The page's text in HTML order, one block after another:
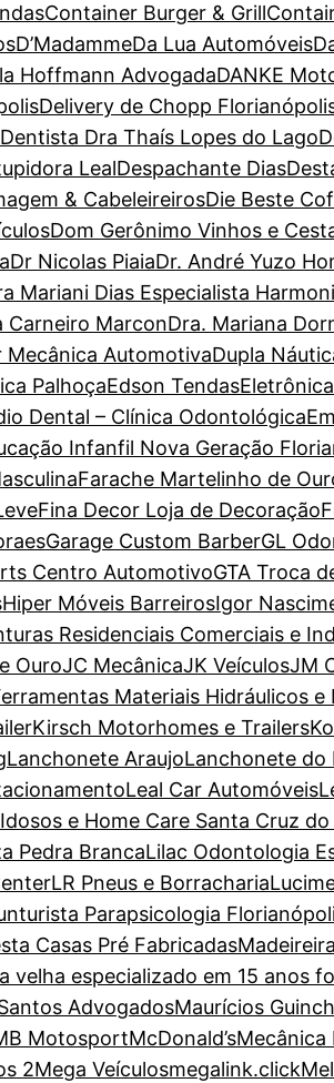
Container Burger & Grill
D’MadammeDa Lua Automóveis
Hoffmann AdvogadaDANKE
Delivery de Chopp
Dentista Dra Thaís Lopes do Lago
LealDespachante Dias
& CabeleireirosDie Beste
Dom Gerônimo Vinhos e
Dr Nicolas PiaiaDr. André Yuzo
Mariani Dias Especialista
Carneiro MarconDra. Mariana
Mecânica AutomotivaDupla
PalhoçaEdson Tendas
Dental – Clínica Odontológica
Infanfil Nova Geração
Farache Martelinho de
Fina Decor Loja de Decoração
Garage Custom BarberGL
Centro AutomotivoGTA Troca
Hiper Móveis BarreirosIgor
Residenciais Comerciais e
OuroJC MecânicaJK VeículosJM
Materiais Hidráulicos
Kirsch Motorhomes e Trailers
Lanchonete AraujoLanchonete do
Leal Car Automóveis
e Home Care Santa Cruz do
Pedra BrancaLilac Odontologia
LR Pneus e Borracharia
Parapsicologia
Casas Pré Fabricadas
especializado em 15 anos
AdvogadosMaurícios
MotosportMcDonald’sMecânica
2Mega Veículosmegalink.click